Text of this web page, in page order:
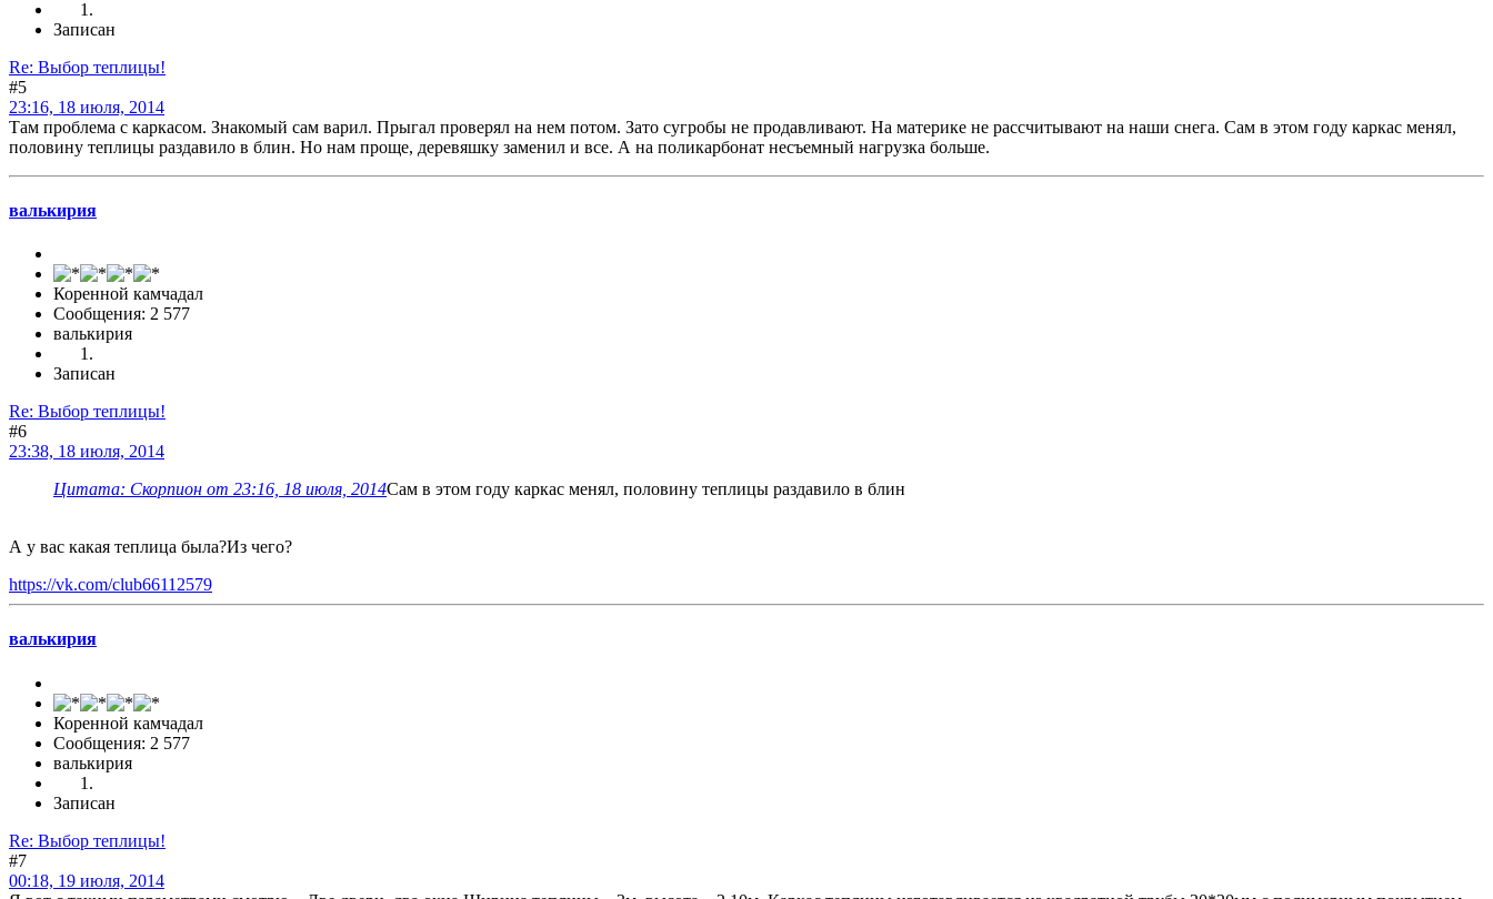
Записан
Re: Выбор теплицы!
#5
23:16, 18 июля, 2014
Там проблема с каркасом. Знакомый сам варил. Прыгал проверял на нем потом. Зато сугробы не продавливают. На материке не рассчитывают на наши снега. Сам в этом году каркас менял,
половину теплицы раздавило в блин. Но нам проще, деревяшку заменил и все. А на поликарбонат несъемный нагрузка больше.
валькирия
Коренной камчадал
Сообщения: 2 577
валькирия
Записан
Re: Выбор теплицы!
#6
23:38, 18 июля, 2014
Цитата: Скорпион от 23:16, 18 июля, 2014Сам в этом году каркас менял, половину теплицы раздавило в блин
А у вас какая теплица была?Из чего?
https://vk.com/club66112579
валькирия
Коренной камчадал
Сообщения: 2 577
валькирия
Записан
Re: Выбор теплицы!
#7
00:18, 19 июля, 2014